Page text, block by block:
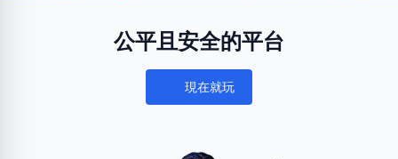
公平且安全的平台
Notifications
現在就玩